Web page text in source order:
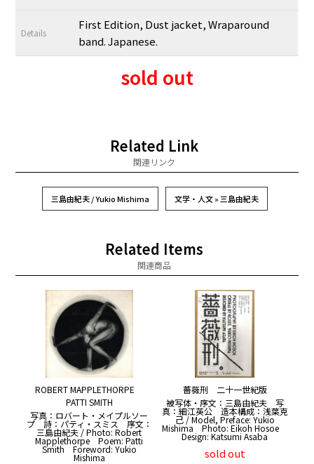
Details
First Edition, Dust jacket, Wraparound
band. Japanese.
sold out
Related Link
関連リンク
三島由紀夫 / Yukio Mishima 文学・人文 » 三島由紀夫
Related Items
関連商品
ROBERT MAPPLETHORPE
PATTI SMITH
写真：ロバート・メイプルソー
プ 詩：パティ・スミス 序文：
三島由紀夫 / Photo: Robert
Mapplethorpe Poem: Patti
Smith Foreword: Yukio
Mishima
薔薇刑 二十一世紀版
被写体・序文：三島由紀夫 写
真：細江英公 造本構成：浅葉克
己 / Model, Preface: Yukio
Mishima Photo: Eikoh Hosoe
Design: Katsumi Asaba
sold out